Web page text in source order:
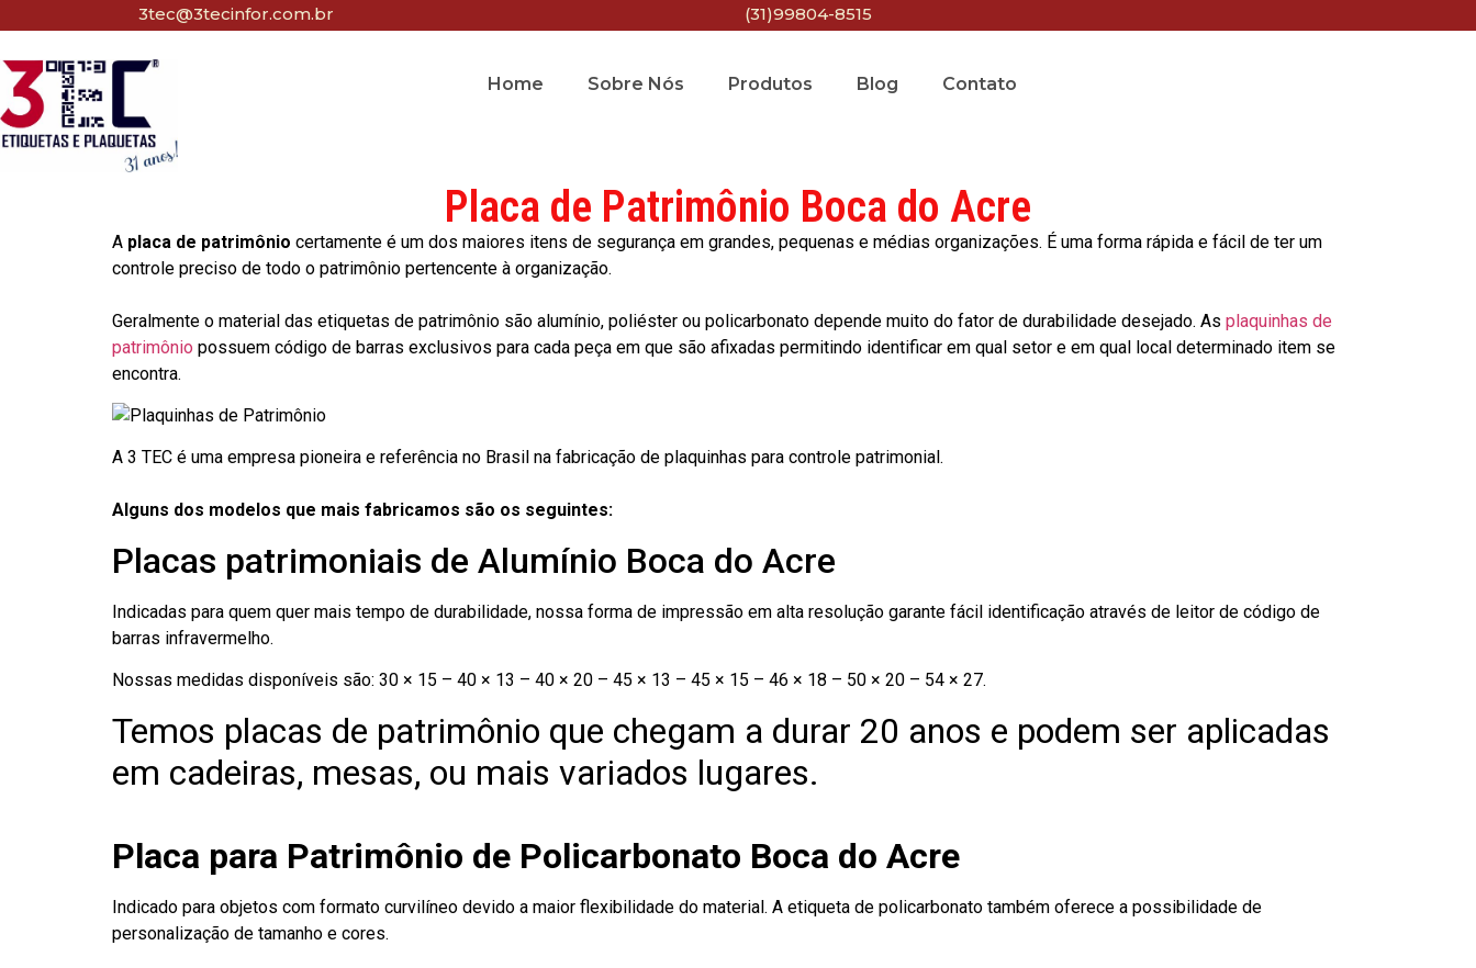
3tec@3tecinfor.com.br (31)99804-8515
Home Sobre Nós Produtos Blog Contato
Placa de Patrimônio Boca do Acre
A placa de patrimônio certamente é um dos maiores itens de segurança em grandes, pequenas e médias organizações. É uma forma rápida e fácil de ter um
controle preciso de todo o patrimônio pertencente à organização.
Geralmente o material das etiquetas de patrimônio são alumínio, poliéster ou policarbonato depende muito do fator de durabilidade desejado. As plaquinhas de
patrimônio possuem código de barras exclusivos para cada peça em que são afixadas permitindo identificar em qual setor e em qual local determinado item se
encontra.
A 3 TEC é uma empresa pioneira e referência no Brasil na fabricação de plaquinhas para controle patrimonial.
Alguns dos modelos que mais fabricamos são os seguintes:
Placas patrimoniais de Alumínio Boca do Acre
Indicadas para quem quer mais tempo de durabilidade, nossa forma de impressão em alta resolução garante fácil identificação através de leitor de código de
barras infravermelho.
Nossas medidas disponíveis são: 30 × 15 – 40 × 13 – 40 × 20 – 45 × 13 – 45 × 15 – 46 × 18 – 50 × 20 – 54 × 27.
Temos placas de patrimônio que chegam a durar 20 anos e podem ser aplicadas
em cadeiras, mesas, ou mais variados lugares.
Placa para Patrimônio de Policarbonato Boca do Acre
Indicado para objetos com formato curvilíneo devido a maior flexibilidade do material. A etiqueta de policarbonato também oferece a possibilidade de
personalização de tamanho e cores.